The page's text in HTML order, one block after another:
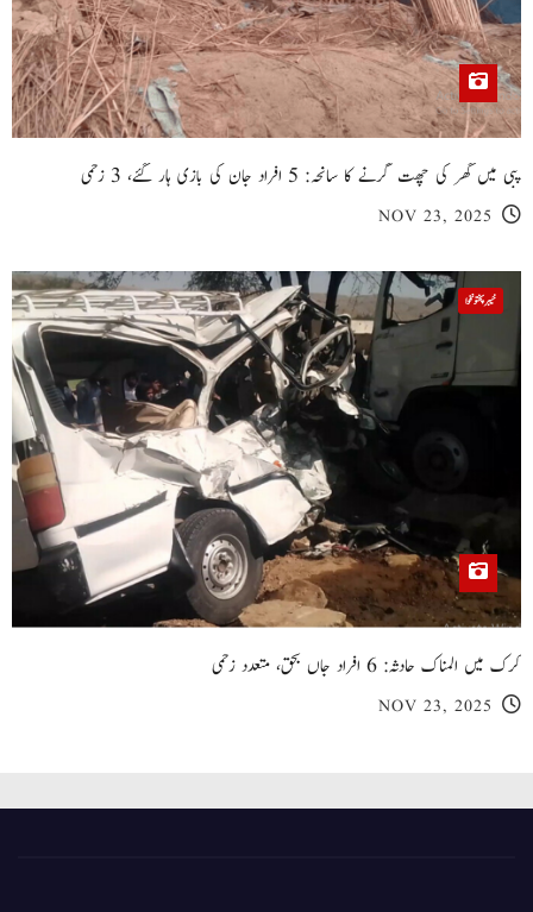
پبی میں گھر کی چھت گرنے کا سانحہ: 5 افراد جان کی بازی ہار گئے، 3 زخمی
NOV 23, 2025
خیبر پختونخوا
کرک میں المناک حادثہ: 6 افراد جاں بحق، متعدد زخمی
NOV 23, 2025